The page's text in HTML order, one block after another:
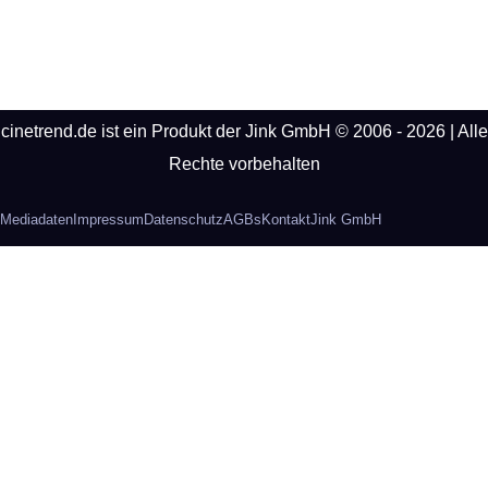
cinetrend.de ist ein Produkt der Jink GmbH © 2006 - 2026 | Alle
Rechte vorbehalten
Mediadaten Impressum DatenschutzAGBs KontaktJink GmbH